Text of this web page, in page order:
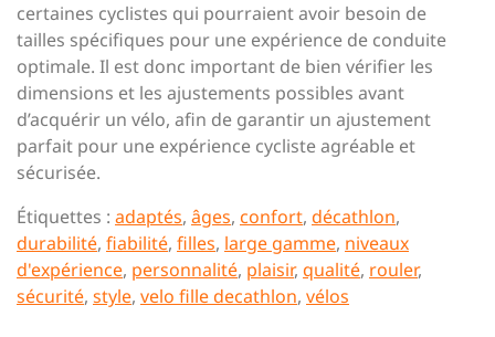
certaines cyclistes qui pourraient avoir besoin de
tailles spécifiques pour une expérience de conduite
optimale. Il est donc important de bien vérifier les
dimensions et les ajustements possibles avant
d’acquérir un vélo, afin de garantir un ajustement
parfait pour une expérience cycliste agréable et
sécurisée.
Étiquettes : adaptés, âges, confort, décathlon,
durabilité, fiabilité, filles, large gamme, niveaux
d'expérience, personnalité, plaisir, qualité, rouler,
sécurité, style, velo fille decathlon, vélos